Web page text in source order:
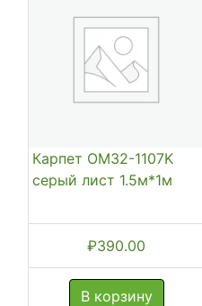
Карпет OM32-1107K
серый лист 1.5м*1м
₽390.00
В корзину